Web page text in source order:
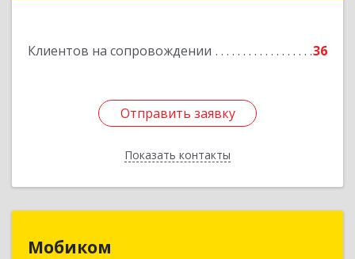
Клиентов на сопровождении 36
Отправить заявку
Показать контакты
Отправить заявку
Назад
Мобиком